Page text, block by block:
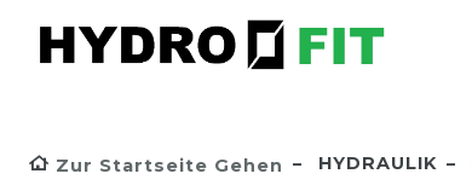
Zur Startseite Gehen HYDRAULIK